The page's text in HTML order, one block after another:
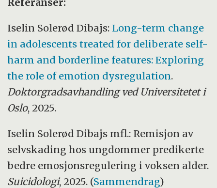
Iselin Solerød Dibajs: Long-term change
in adolescents treated for deliberate self-
harm and borderline features: Exploring
the role of emotion dysregulation.
Doktorgradsavhandling ved Universitetet i
Oslo, 2025.
Iselin Solerød Dibajs mfl.: Remisjon av
selvskading hos ungdommer predikerte
bedre emosjonsregulering i voksen alder.
Suicidologi, 2025. (Sammendrag)